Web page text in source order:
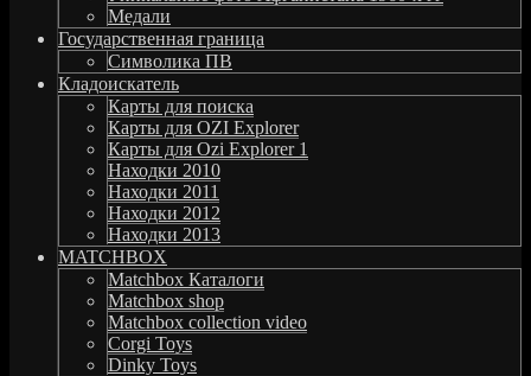
Медали
Государственная граница
Символика ПВ
Кладоискатель
Карты для поиска
Карты для OZI Explorer
Карты для Ozi Explorer 1
Находки 2010
Находки 2011
Находки 2012
Находки 2013
MATCHBOX
Matchbox Каталоги
Matchbox shop
Matchbox collection video
Corgi Toys
Dinky Toys